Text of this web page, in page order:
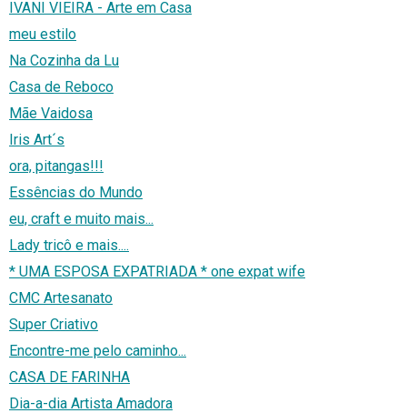
IVANI VIEIRA - Arte em Casa
meu estilo
Na Cozinha da Lu
Casa de Reboco
Mãe Vaidosa
Iris Art´s
ora, pitangas!!!
Essências do Mundo
eu, craft e muito mais...
Lady tricô e mais....
* UMA ESPOSA EXPATRIADA * one expat wife
CMC Artesanato
Super Criativo
Encontre-me pelo caminho...
CASA DE FARINHA
Dia-a-dia Artista Amadora